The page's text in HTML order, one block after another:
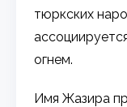
тюркских
огнем.
Имя Жазира